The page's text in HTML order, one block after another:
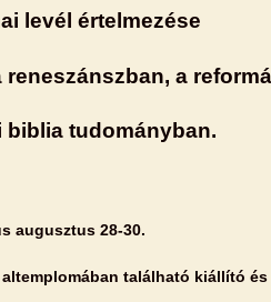
levél értelmezése
a
biblia tudományban.
augusztus 28-30.
található kiállító